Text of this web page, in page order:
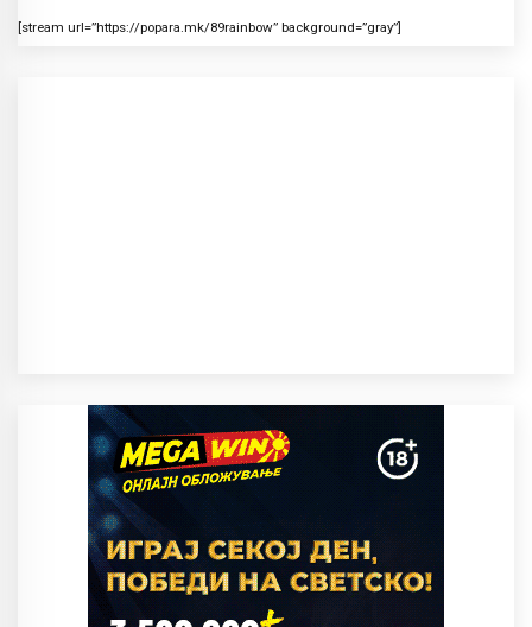
[stream url=”https://popara.mk/89rainbow” background=”gray”]